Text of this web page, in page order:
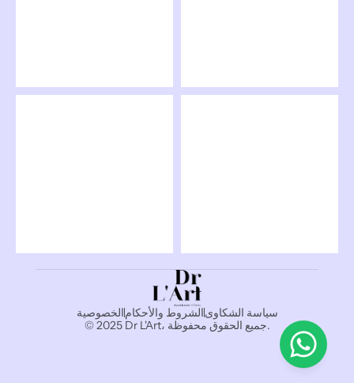
الخصوصيةالشروط والأحكامسياسة الشكاوى
© 2025 Dr L'Art، جميع الحقوق محفوظة.